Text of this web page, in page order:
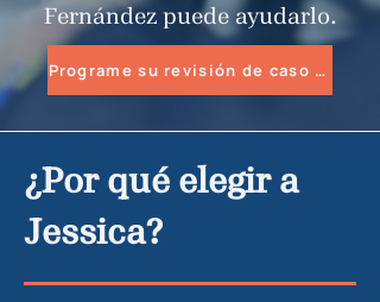
Fernández puede ayudarlo.
Programe su revisión de caso gratuita
¿Por qué elegir a
Jessica?